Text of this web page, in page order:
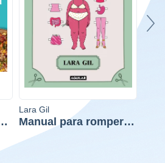
Lara Gil
Manual para romper
un cuerpo